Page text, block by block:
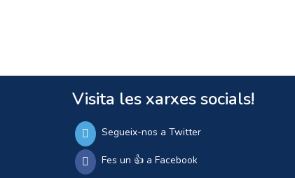
Visita les xarxes socials!
Segueix-nos a Twitter
Fes un 👍 a Facebook